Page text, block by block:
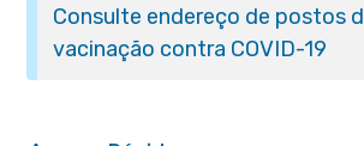
Consulte endereço de postos
vacinação contra COVID-19